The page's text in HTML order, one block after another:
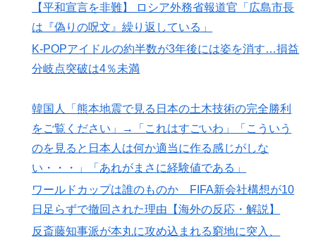
【平和宣言を非難】 ロシア外務省報道官「広島市長
は『偽りの呪文』繰り返している」
K-POPアイドルの約半数が3年後には姿を消す…損益
分岐点突破は4％未満
韓国人「熊本地震で見る日本の土木技術の完全勝利
をご覧ください」→「これはすごいわ」「こういう
のを見ると日本人は何か適当に作る感じがしな
い・・・」「あれがまさに経験値である」
ワールドカップは誰のものか FIFA新会社構想が10
日足らずで撤回された理由【海外の反応・解説】
反斎藤知事派が本丸に攻め込まれる窮地に突入、